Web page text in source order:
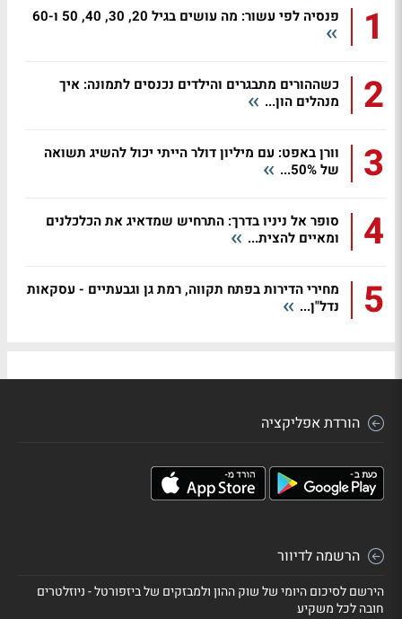
1 פנסיה לפי עשור: מה עושים בגיל 20, 30, 40, 50 ו-60
2
כשההורים מתבגרים והילדים נכנסים לתמונה: איך
מנהלים הון...
3
וורן באפט: עם מיליון דולר הייתי יכול להשיג תשואה
של 50%...
4
סופר אל ניניו בדרך: התרחיש שמדאיג את הכלכלנים
ומאיים להצית...
5
מחירי הדירות בפתח תקווה, רמת גן וגבעתיים - עסקאות
נדל"ן...
הורדת אפליקציה
הרשמה לדיוור
הירשם לסיכום היומי של שוק ההון ולמבזקים של ביזפורטל - ניוזלטרים
חובה לכל משקיע